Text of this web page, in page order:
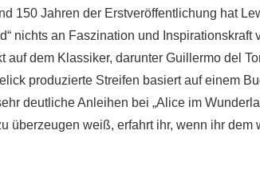
150 Jahren der Erstveröffentlichung hat
nichts an Faszination und Inspirationskraft
dem Klassiker, darunter Guillermo del
produzierte Streifen basiert auf einem
deutliche Anleihen bei „Alice im
überzeugen weiß, erfahrt ihr, wenn ihr dem